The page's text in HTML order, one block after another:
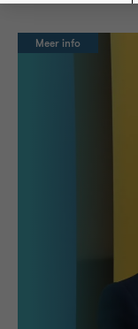
Meer info